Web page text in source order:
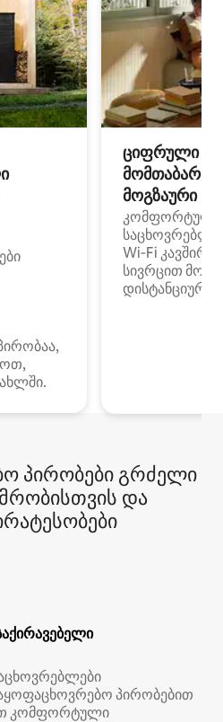
ციფრული
მოგზაური
კომფორტული
Wi‑Fi
სივრცით
დისტანციური
პირობები გრძელი
და
პირობებით
კომფორტული